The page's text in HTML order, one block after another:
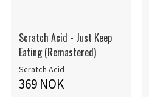
Scratch Acid - Just Keep
Eating (Remastered)
Scratch Acid
369 NOK